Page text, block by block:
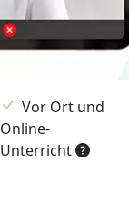
Vor Ort und
Online-
Unterricht